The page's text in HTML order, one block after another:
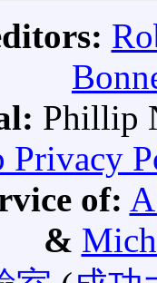
Phillip
Privacy
of:
&